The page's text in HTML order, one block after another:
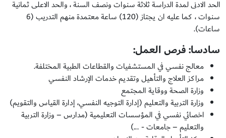
الحد الادنى لمدة الدراسة ثلاثة سنوات ونصف السنة ، والحد الاعلى ثمانية
سنوات ، كما عليه ان يجتاز (120) ساعة معتمدة منهم التدريب (6
ساعات).
سادسا: فرص العمل:
معالج نفسي في المستشفيات والقطاعات الطبية المختلفة.
مراكز العلاج والتأهيل وتقديم خدمات الإرشاد النفسي
وزارة الصحة ووقاية المجتمع
وزارة التربية والتعليم (إدارة التوجيه النفسي، إدارة القياس والتقويم)
اخصائي نفسي في المؤسسات التعليمية (مدارس – وزارة التربية
والتعليم – جامعات - ...)